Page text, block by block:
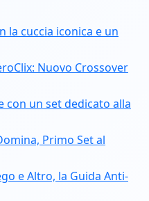
la cuccia iconica e un
Nuovo Crossover
con un set dedicato alla
Primo Set al
e Altro, la Guida Anti-